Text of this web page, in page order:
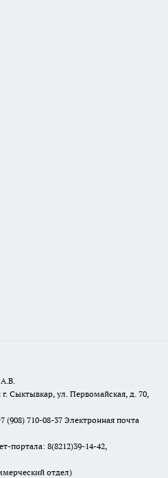
Сыктывкар, ул. Первомайская, д. 70,
(908) 710-08-37 Электронная почта
портала: 8(8212)39-14-42,
отдел)